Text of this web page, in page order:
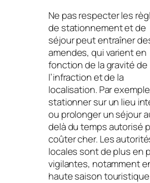
Ne pas respecter les
de stationnement et de
séjour peut entraîner
amendes, qui varient en
fonction de la gravité de
l’infraction et de la
localisation. Par
stationner sur un lieu
ou prolonger un séjour
delà du temps autorisé
coûter cher. Les
locales sont de plus en
vigilantes, notamment
haute saison